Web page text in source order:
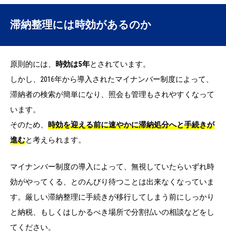
滞納整理には時効があるのか
原則的には、 時効は5年とされています。
しかし、2016年から導入されたマイナンバー制度によって、
滞納者の検索が簡単になり、照会も管理もされやすくなって
います。
そのため、 時効を迎える前に速やかに滞納処分へと手続きが
進むと考えられます。
マイナンバー制度の導入によって、無視していたらいずれ時
効がやってくる、とのんびり待つことは出来なくなっていま
す。厳しい滞納整理に手続きが移行してしまう前にしっかり
と納税、もしくはしかるべき場所で分割払いの相談などをし
てください。